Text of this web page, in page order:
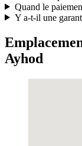
Quand le
Y a-t-il une
Ayhod